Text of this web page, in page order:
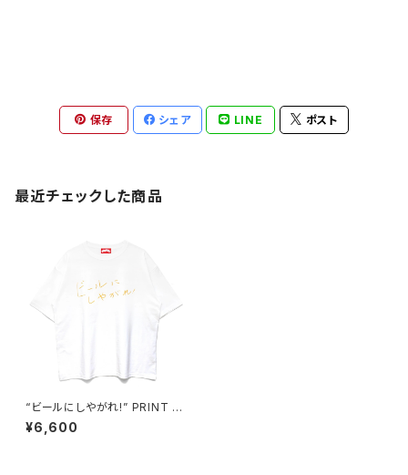
保存 シェア LINE ポスト
最近チェックした商品
“ビールにしやがれ!” PRINT T
EE white/yellow
¥6,600